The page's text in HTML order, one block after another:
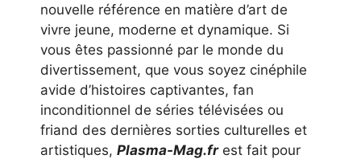
nouvelle référence en matière d’art de
vivre jeune, moderne et dynamique. Si
vous êtes passionné par le monde du
divertissement, que vous soyez cinéphile
avide d’histoires captivantes, fan
inconditionnel de séries télévisées ou
friand des dernières sorties culturelles et
artistiques, Plasma-Mag.frest fait pour